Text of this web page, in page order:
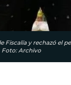
Fiscalía y rechazó el
Foto: Archivo